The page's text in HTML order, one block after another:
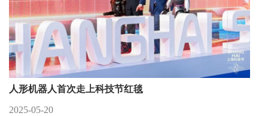
人形机器人首次走上科技节红毯
2025-05-20